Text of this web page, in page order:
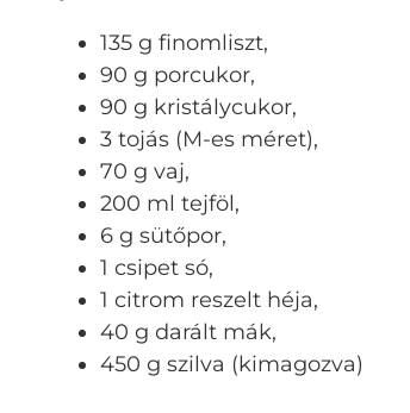
135 g finomliszt,
90 g porcukor,
90 g kristálycukor,
3 tojás (M-es méret),
70 g vaj,
200 ml tejföl,
6 g sütőpor,
1 csipet só,
1 citrom reszelt héja,
40 g darált mák,
450 g szilva (kimagozva)